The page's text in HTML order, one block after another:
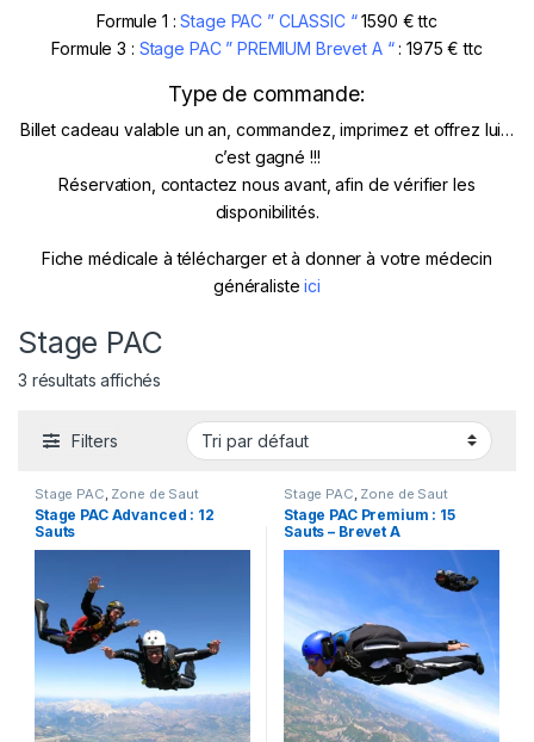
Formule 1 :Stage PAC ” CLASSIC “1590 € ttc
Formule 3 : Stage PAC ” PREMIUM Brevet A “ : 1975 € ttc
Type de commande:
Billet cadeau valable un an, commandez, imprimez et offrez lui…
c’est gagné !!!
Réservation, contactez nous avant, afin de vérifier les
disponibilités.
Fiche médicale à télécharger et à donner à votre médecin
généraliste ici
Stage PAC
3 résultats affichés
Filters
Stage PAC Zone de Saut
Stage PAC Advanced : 12
Sauts
Stage PAC Zone de Saut
Stage PAC Premium : 15
Sauts – Brevet A